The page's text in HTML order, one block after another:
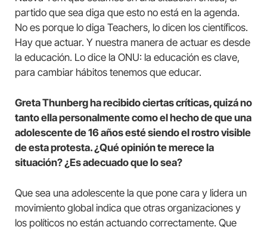
partido que sea diga que esto no está en la agenda.
No es porque lo diga Teachers, lo dicen los científicos.
Hay que actuar. Y nuestra manera de actuar es desde
la educación. Lo dice la ONU: la educación es clave,
para cambiar hábitos tenemos que educar.
Greta Thunberg ha recibido ciertas críticas, quizá no
tanto ella personalmente como el hecho de que una
adolescente de 16 años esté siendo el rostro visible
de esta protesta. ¿Qué opinión te merece la
situación? ¿Es adecuado que lo sea?
Que sea una adolescente la que pone cara y lidera un
movimiento global indica que otras organizaciones y
los políticos no están actuando correctamente. Que